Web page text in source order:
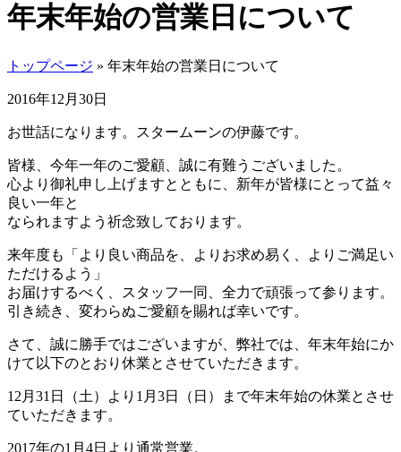
年末年始の営業日について
トップページ » 年末年始の営業日について
2016年12月30日
お世話になります。スタームーンの伊藤です。
皆様、今年一年のご愛顧、誠に有難うございました。
心より御礼申し上げますとともに、新年が皆様にとって益々
良い一年と
なられますよう祈念致しております。
来年度も「より良い商品を、よりお求め易く、よりご満足い
ただけるよう」
お届けするべく、スタッフ一同、全力で頑張って参ります。
引き続き、変わらぬご愛顧を賜れば幸いです。
さて、誠に勝手ではございますが、弊社では、年末年始にか
けて以下のとおり休業とさせていただきます。
12月31日（土）より1月3日（日）まで年末年始の休業とさせ
ていただきます。
2017年の1月4日より通常営業。